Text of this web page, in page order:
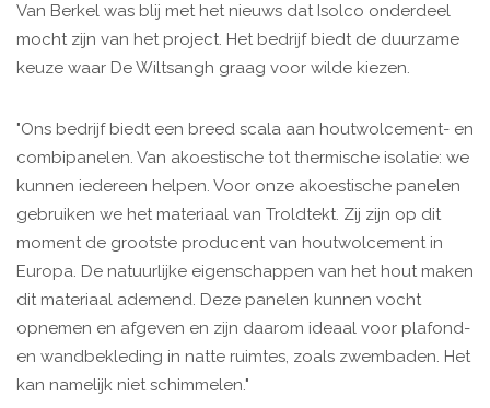
Van Berkel was blij met het nieuws dat Isolco onderdeel
mocht zijn van het project. Het bedrijf biedt de duurzame
keuze waar De Wiltsangh graag voor wilde kiezen.
"Ons bedrijf biedt een breed scala aan houtwolcement- en
combipanelen. Van akoestische tot thermische isolatie: we
kunnen iedereen helpen. Voor onze akoestische panelen
gebruiken we het materiaal van Troldtekt. Zij zijn op dit
moment de grootste producent van houtwolcement in
Europa. De natuurlijke eigenschappen van het hout maken
dit materiaal ademend. Deze panelen kunnen vocht
opnemen en afgeven en zijn daarom ideaal voor plafond-
en wandbekleding in natte ruimtes, zoals zwembaden. Het
kan namelijk niet schimmelen."